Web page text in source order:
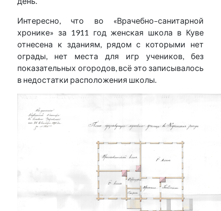
Интересно, что во «Врачебно–санитарной
хронике» за 1911 год женская школа в Куве
отнесена к зданиям, рядом с которыми нет
ограды, нет места для игр учеников, без
показательных огородов, всё это записывалось
в недостатки расположения школы.